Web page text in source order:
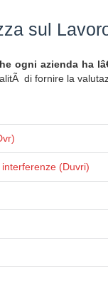
sul
ogni azienda ha
di fornire la
(Duvri)